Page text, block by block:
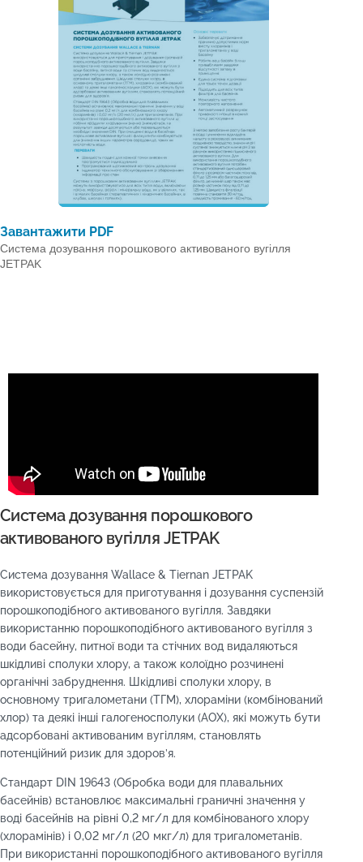
Завантажити PDF
Система дозування порошкового активованого вугілля
JETPAK
Система дозування порошкового
активованого вугілля JETPAK
Система дозування Wallace & Tiernan JETPAK
використовується для приготування і дозування суспензій
порошкоподібного активованого вугілля. Завдяки
використанню порошкоподібного активованого вугілля з
води басейну, питної води та стічних вод видаляються
шкідливі сполуки хлору, а також колоїдно розчинені
органічні забруднення. Шкідливі сполуки хлору, в
основному тригалометани (ТГМ), хлораміни (комбінований
хлор) та деякі інші галогеносполуки (АОХ), які можуть бути
адсорбовані активованим вугіллям, становлять
потенційний ризик для здоров’я.
Стандарт DIN 19643 (Обробка води для плавальних
басейнів) встановлює максимальні граничні значення у
воді басейнів на рівні 0,2 мг/л для комбінованого хлору
(хлорамінів) і 0,02 мг/л (20 мкг/л) для тригалометанів.
При використанні порошкоподібного активованого вугілля